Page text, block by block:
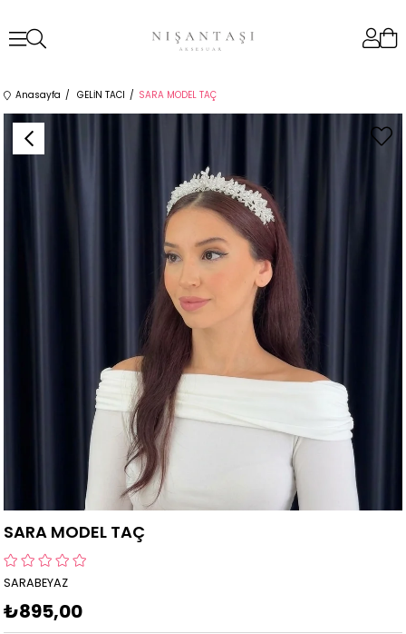
Anasayfa GELİN TACI SARA MODEL TAÇ
SARA MODEL TAÇ
SARABEYAZ
₺895,00